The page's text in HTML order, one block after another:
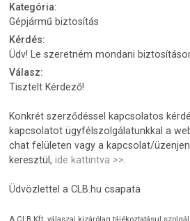
Kategória:
Gépjármű biztosítás
Kérdés:
Üdv! Le szeretném mondani
Válasz:
Tisztelt Kérdező!
Konkrét szerződéssel kapcsolatos
kapcsolatot ügyfélszolgálatunkkal a
chat felületen vagy a kapcsolat/
keresztül,ide kattintva >>
Üdvözlettel a CLB.hu csapata